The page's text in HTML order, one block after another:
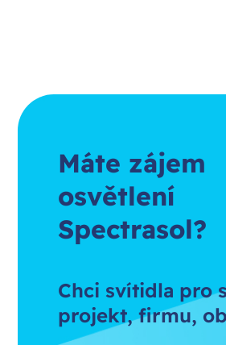
Máte zájem
osvětlení
Spectrasol?
Chci svítidla pro
projekt, firmu,